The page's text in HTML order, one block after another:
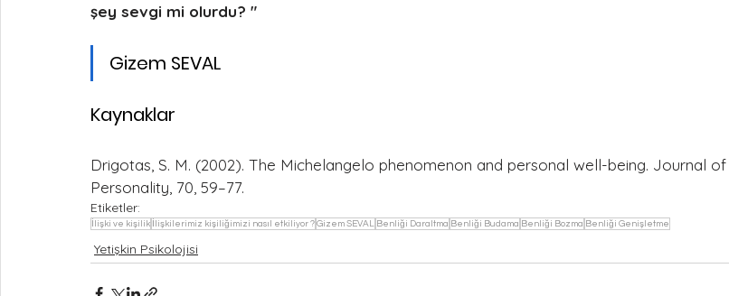
şey sevgi mi olurdu? "
Gizem SEVAL
Kaynaklar
Drigotas, S. M. (2002). The Michelangelo phenomenon and personal well-being. Journal of
Personality, 70, 59–77.
Etiketler:
İlişki ve kişilik İlişkilerimiz kişiliğimizi nasıl etkiliyor ? Gizem SEVAL Benliği Daraltma Benliği Budama Benliği Bozma Benliği Genişletme
Yetişkin Psikolojisi